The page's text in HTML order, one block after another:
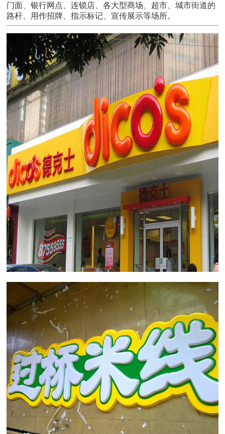
门面、银行网点、连锁店、各大型商场、超市、城市街道的
路杆、用作招牌、指示标记、宣传展示等场所。